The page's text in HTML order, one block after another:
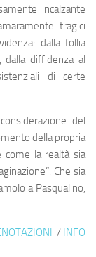
incalzante
tragici
dalla follia
dalla diffidenza al
di certe
del
della propria
come la realtà sia
Che sia
a Pasqualino,
/ INFO